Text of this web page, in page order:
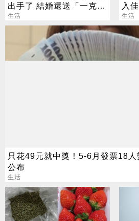
出手了 結婚還送「一克拉
鑽戒」
生活
入
生活
只花49元就中獎！5-6月發票18
公布
生活